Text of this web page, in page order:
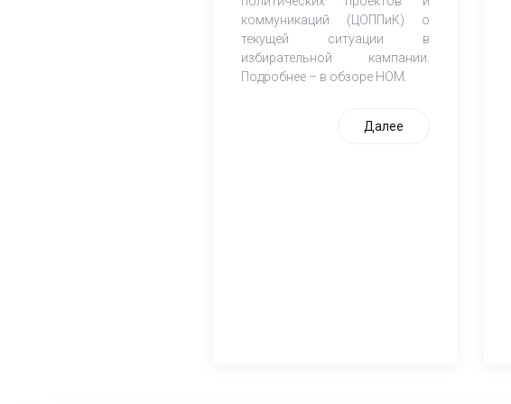
коммуникаций (ЦОППиК) о
текущей ситуации в
избирательной кампании.
Подробнее – в обзоре НОМ.
Далее